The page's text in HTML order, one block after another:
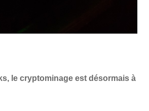
le cryptominage est désormais à